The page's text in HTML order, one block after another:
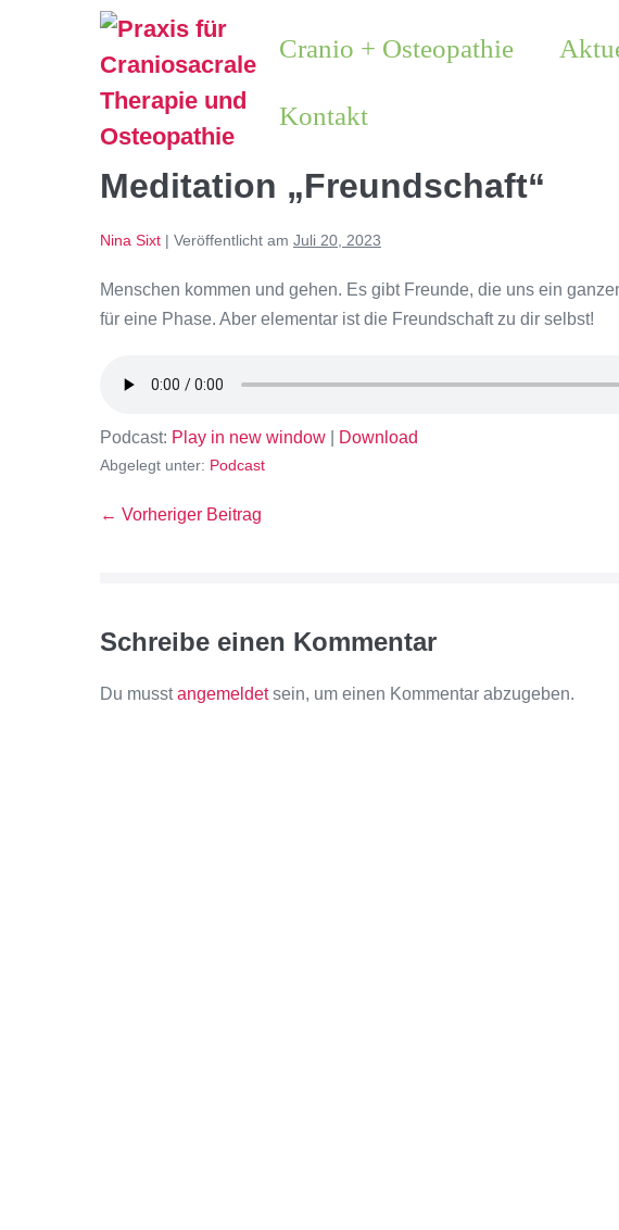
Cranio + Osteopathie
Kontakt
Meditation „Freundschaft“
Nina Sixt | Veröffentlicht am Juli 20, 2023
Menschen kommen und gehen. Es gibt Freunde, die uns ein
für eine Phase. Aber elementar ist die Freundschaft zu dir selbst!
Podcast: Play in new window Download
Abgelegt unter: Podcast
← Vorheriger Beitrag
Schreibe einen Kommentar
Du musstangemeldetsein, um einen Kommentar abzugeben.